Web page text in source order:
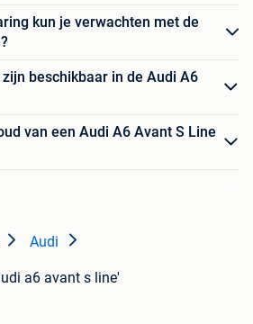
kun je verwachten met de
beschikbaar in de Audi A6
van een Audi A6 Avant S Line
Audi
a6 avant s line'